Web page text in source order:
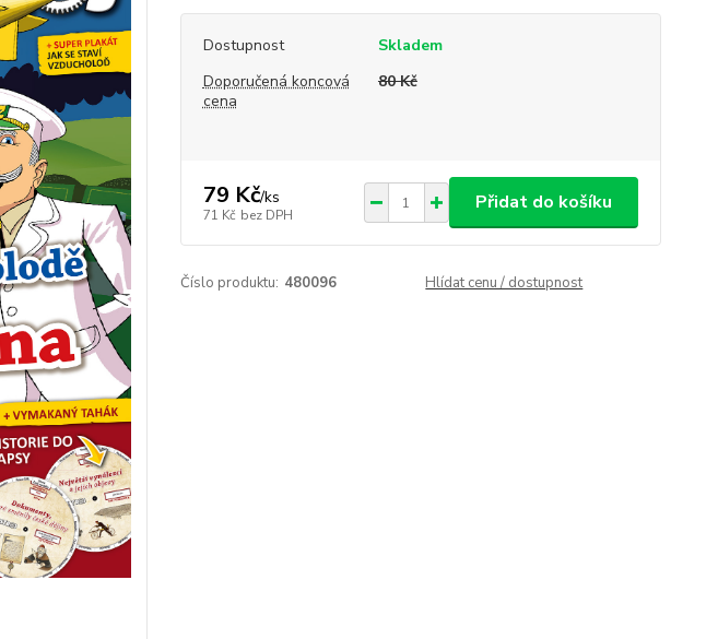
Dostupnost
Skladem
Doporučená koncová
cena
80 Kč
79 Kč/ks
71 Kč bez DPH
Přidat do košíku
Číslo produktu: 480096 Hlídat cenu / dostupnost